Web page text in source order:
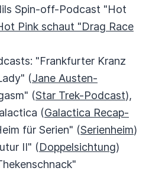
Spin-off-Podcast "Hot
Pink schaut "Drag Race
"Frankfurter Kranz
(Jane Austen-
(Star Trek-Podcast),
(Galactica Recap-
für Serien" (Serienheim)
II" (Doppelsichtung)